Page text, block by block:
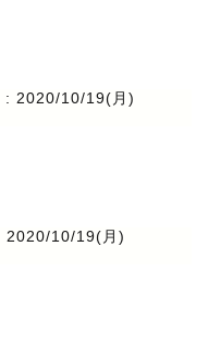
: 2020/10/19(月)
2020/10/19(月)